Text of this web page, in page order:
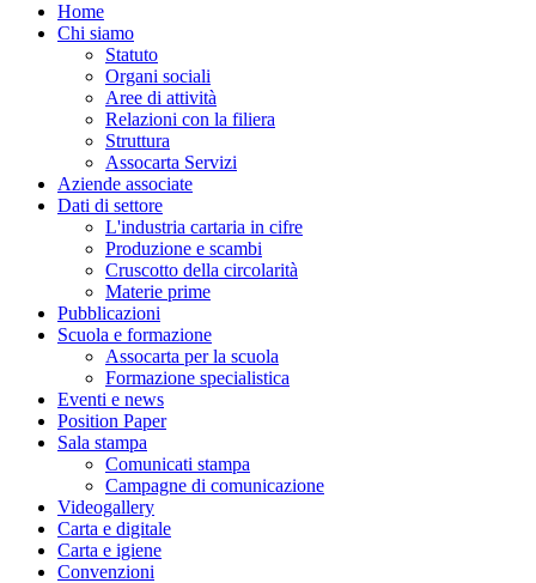
Home
Chi siamo
Statuto
Organi sociali
Aree di attività
Relazioni con la filiera
Struttura
Assocarta Servizi
Aziende associate
Dati di settore
L'industria cartaria in cifre
Produzione e scambi
Cruscotto della circolarità
Materie prime
Pubblicazioni
Scuola e formazione
Assocarta per la scuola
Formazione specialistica
Eventi e news
Position Paper
Sala stampa
Comunicati stampa
Campagne di comunicazione
Videogallery
Carta e digitale
Carta e igiene
Convenzioni